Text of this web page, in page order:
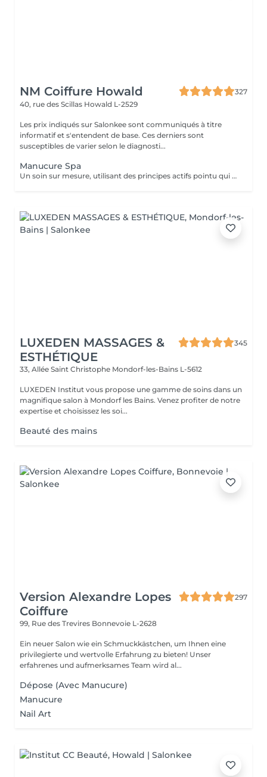
NM Coiffure Howald
327
40, rue des Scillas Howald L-2529
Les prix indiqués sur Salonkee sont communiqués à titre
informatif et s'entendent de base. Ces derniers sont
susceptibles de varier selon le diagnosti...
Manucure Spa
Un soin sur mesure, utilisant des principes actifs pointu qui vous aidera a la restructuration de vos mains ainsi que vos ongles. Une combination parfaite entre exfoliation et masque pour retrouver éclat et hydratation durable .
LUXEDEN MASSAGES &
ESTHÉTIQUE
345
33, Allée Saint Christophe Mondorf-les-Bains L-5612
LUXEDEN Institut vous propose une gamme de soins dans un
magnifique salon à Mondorf les Bains. Venez profiter de notre
expertise et choisissez les soi...
Beauté des mains
Version Alexandre Lopes
Coiffure
297
99, Rue des Trevires Bonnevoie L-2628
Ein neuer Salon wie ein Schmuckkästchen, um Ihnen eine
privilegierte und wertvolle Erfahrung zu bieten! Unser
erfahrenes und aufmerksames Team wird al...
Dépose (Avec Manucure)
Manucure
Nail Art